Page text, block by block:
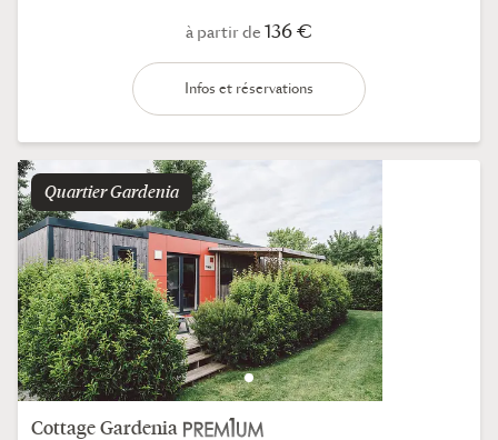
à partir de 136 €
Infos et réservations
Quartier gardenia
Cottage Gardenia